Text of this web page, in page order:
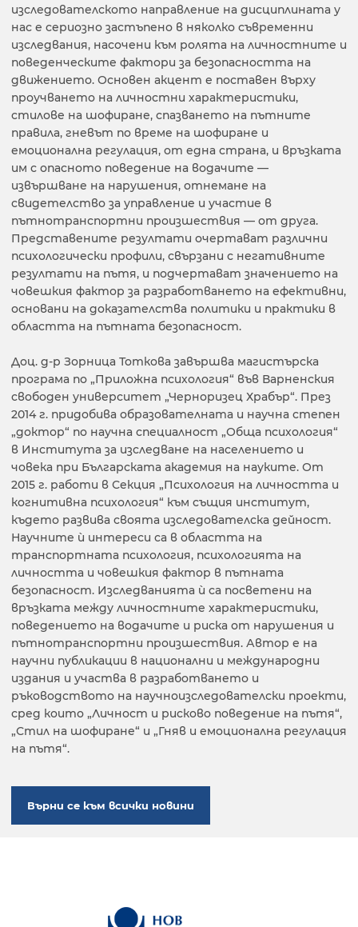
изследователското направление на дисциплината у
нас е сериозно застъпено в няколко съвременни
изследвания, насочени към ролята на личностните и
поведенческите фактори за безопасността на
движението. Основен акцент е поставен върху
проучването на личностни характеристики,
стилове на шофиране, спазването на пътните
правила, гневът по време на шофиране и
емоционална регулация, от една страна, и връзката
им с опасното поведение на водачите —
извършване на нарушения, отнемане на
свидетелство за управление и участие в
пътнотранспортни произшествия — от друга.
Представените резултати очертават различни
психологически профили, свързани с негативните
резултати на пътя, и подчертават значението на
човешкия фактор за разработването на ефективни,
основани на доказателства политики и практики в
областта на пътната безопасност.
Доц. д-р Зорница Тоткова завършва магистърска
програма по „Приложна психология“ във Варненския
свободен университет „Черноризец Храбър“. През
2014 г. придобива образователната и научна степен
„доктор“ по научна специалност „Обща психология“
в Института за изследване на населението и
човека при Българската академия на науките. От
2015 г. работи в Секция „Психология на личността и
когнитивна психология“ към същия институт,
където развива своята изследователска дейност.
Научните ѝ интереси са в областта на
транспортната психология, психологията на
личността и човешкия фактор в пътната
безопасност. Изследванията ѝ са посветени на
връзката между личностните характеристики,
поведението на водачите и риска от нарушения и
пътнотранспортни произшествия. Автор е на
научни публикации в национални и международни
издания и участва в разработването и
ръководството на научноизследователски проекти,
сред които „Личност и рисково поведение на пътя“,
„Стил на шофиране“ и „Гняв и емоционална регулация
на пътя“.
Върни се към всички новини